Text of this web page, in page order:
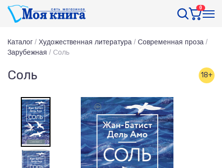
0
Каталог / Художественная литература / Современная проза /
Зарубежная / Соль
Соль 18+